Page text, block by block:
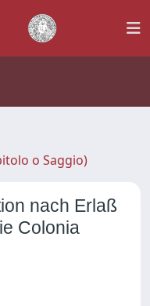
o Saggio)
nach Erlaß
Colonia